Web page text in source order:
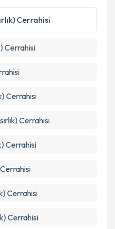
Cerrahisi
Cerrahisi
Cerrahisi
Cerrahisi
Cerrahisi
Cerrahisi
Cerrahisi